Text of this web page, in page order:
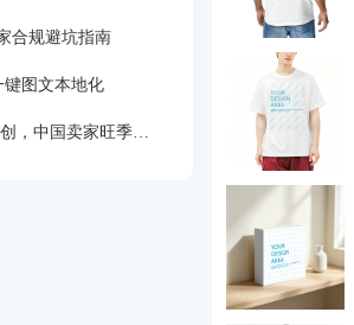
合规避坑指南
键图文本地化
卖家旺季备货踩雷